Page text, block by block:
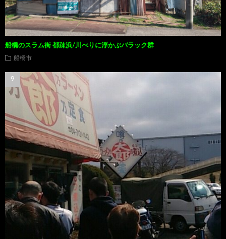
船橋のスラム街 都疎浜/川べりに浮かぶバラック群
船橋市